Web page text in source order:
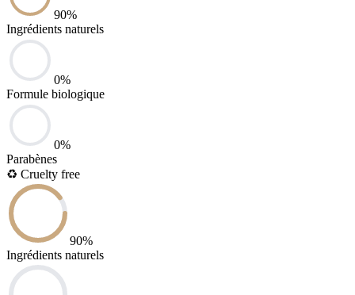
90%
Ingrédients naturels
0%
Formule biologique
0%
Parabènes
♻️ Cruelty free
90%
Ingrédients naturels